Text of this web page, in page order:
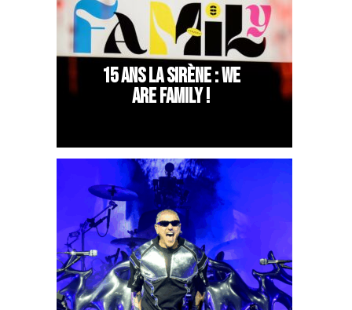
15 ANS LA SIRÈNE : WE
ARE FAMILY !